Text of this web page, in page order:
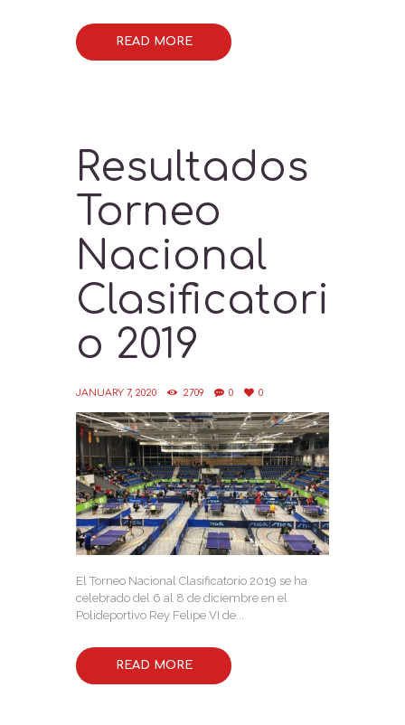
READ MORE
Resultados
Torneo
Nacional
Clasificatori
o 2019
JANUARY 7, 2020 2709 0 0
El Torneo Nacional Clasificatorio 2019 se ha
celebrado del 6 al 8 de diciembre en el
Polideportivo Rey Felipe VI de...
READ MORE